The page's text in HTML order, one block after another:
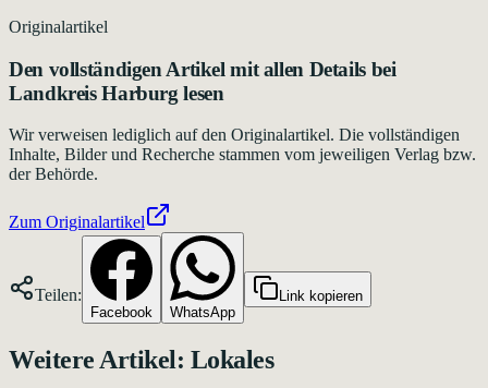
Originalartikel
Den vollständigen Artikel mit allen Details bei
Landkreis Harburg lesen
Wir verweisen lediglich auf den Originalartikel. Die vollständigen
Inhalte, Bilder und Recherche stammen vom jeweiligen Verlag bzw.
der Behörde.
Zum Originalartikel
Teilen:
Facebook WhatsApp
Link kopieren
Weitere Artikel: Lokales